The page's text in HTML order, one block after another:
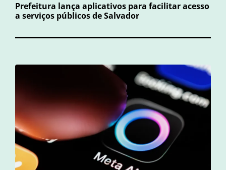
Prefeitura lança aplicativos para facilitar acesso
a serviços públicos de Salvador